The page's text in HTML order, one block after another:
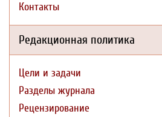
Контакты
Редакционная политика
Цели и задачи
Разделы журнала
Рецензирование